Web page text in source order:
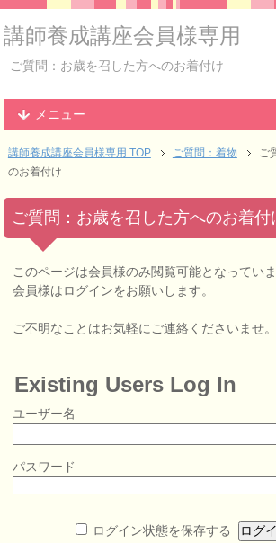
講師養成講座会員様専用
ご質問：お歳を召した方へのお着付け
メニュー
講師養成講座会員様専用 TOP ご質問：着物
ご
のお着付け
ご質問：お歳を召した方へのお着付
このページは会員様のみ閲覧可能となっていま
会員様はログインをお願いします。
ご不明なことはお気軽にご連絡くださいませ。
Existing Users Log In
ユーザー名
パスワード
ログイン状態を保存する